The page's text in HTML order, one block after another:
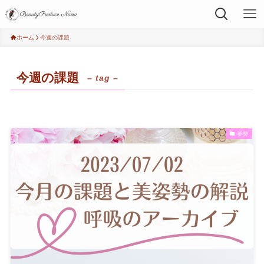
ホーム 今週の課題
今週の課題 – tag –
姿勢